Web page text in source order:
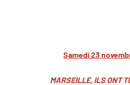
Samedi 23
MARSEILLE, ILS ONT